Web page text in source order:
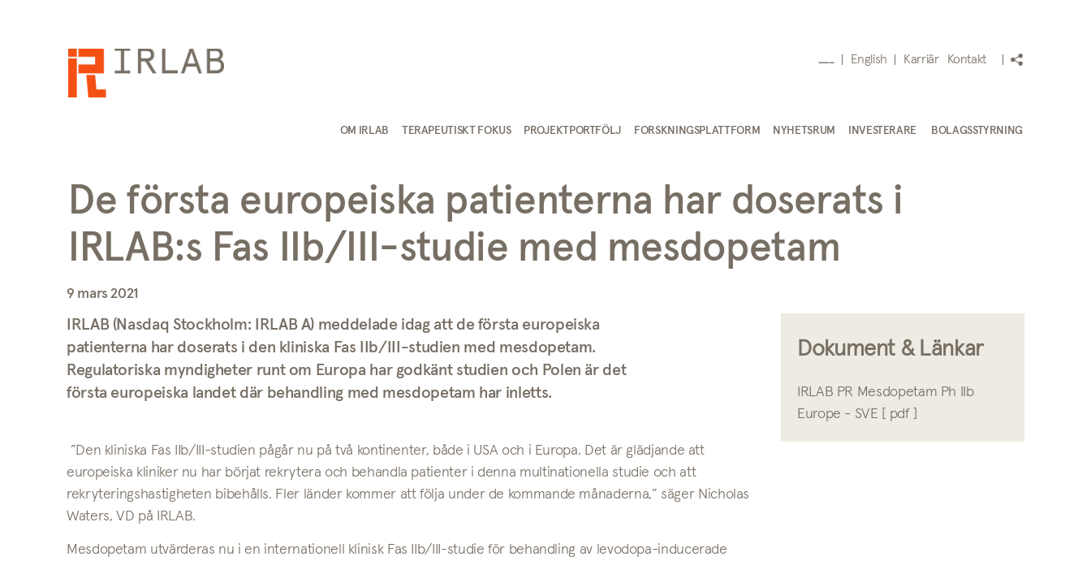
___ English Karriär Kontakt
OM IRLAB TERAPEUTISKT FOKUS PROJEKTPORTFÖLJ FORSKNINGSPLATTFORM NYHETSRUM INVESTERARE BOLAGSSTYRNING
De första europeiska patienterna har doserats i
IRLAB:s Fas IIb/III-studie med mesdopetam
9 mars 2021
IRLAB (Nasdaq Stockholm: IRLAB A) meddelade idag att de första europeiska
patienterna har doserats i den kliniska Fas IIb/III-studien med mesdopetam.
Regulatoriska myndigheter runt om Europa har godkänt studien och Polen är det
första europeiska landet där behandling med mesdopetam har inletts.
”Den kliniska Fas IIb/III-studien pågår nu på två kontinenter, både i USA och i Europa. Det är glädjande att
europeiska kliniker nu har börjat rekrytera och behandla patienter i denna multinationella studie och att
rekryteringshastigheten bibehålls. Fler länder kommer att följa under de kommande månaderna,” säger Nicholas
Waters, VD på IRLAB.
Mesdopetam utvärderas nu i en internationell klinisk Fas IIb/III-studie för behandling av levodopa-inducerade
Dokument & Länkar
IRLAB PR Mesdopetam Ph IIb
Europe - SVE [ pdf ]